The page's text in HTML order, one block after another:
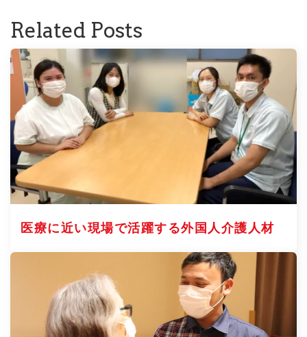
Related Posts
医療に近い現場で活躍する外国人介護人材